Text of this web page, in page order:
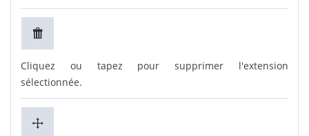
Cliquez ou tapez pour supprimer l'extension
sélectionnée.